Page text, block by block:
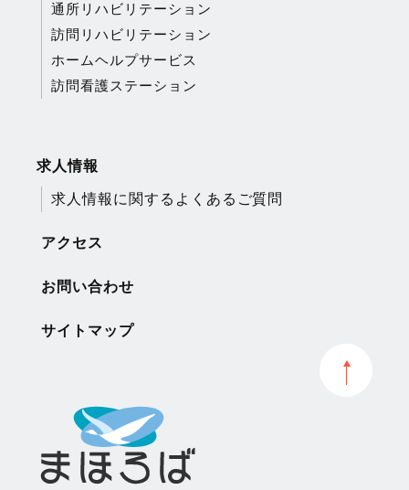
通所リハビリテーション
訪問リハビリテーション
ホームヘルプサービス
訪問看護ステーション
求人情報
求人情報に関するよくあるご質問
アクセス
お問い合わせ
サイトマップ